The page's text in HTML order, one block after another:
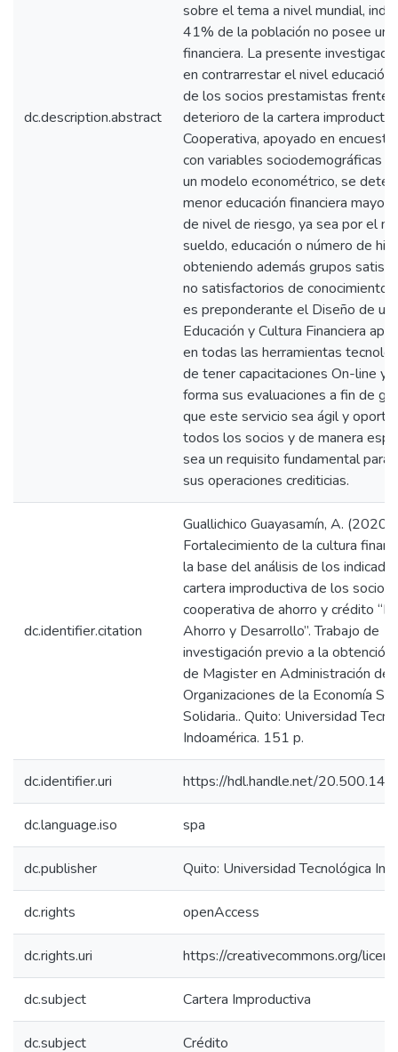
dc.description.abstract
sobre el tema a nivel mundial,
41% de la población no posee
financiera. La presente
en contrarrestar el nivel educación
de los socios prestamistas frente
deterioro de la cartera
Cooperativa, apoyado en
con variables sociodemográficas y
un modelo econométrico, se
menor educación financiera mayor
de nivel de riesgo, ya sea por el
sueldo, educación o número de
obteniendo además grupos
no satisfactorios de
es preponderante el Diseño de un
Educación y Cultura Financiera
en todas las herramientas
de tener capacitaciones On-line y
forma sus evaluaciones a fin de
que este servicio sea ágil y
todos los socios y de manera
sea un requisito fundamental para
sus operaciones crediticias.
dc.identifier.citation
Guallichico Guayasamín, A. (2020).
Fortalecimiento de la cultura
la base del análisis de los
cartera improductiva de los socios
cooperativa de ahorro y crédito
Ahorro y Desarrollo”. Trabajo de
investigación previo a la
de Magister en Administración de
Organizaciones de la Economía
Solidaria.. Quito: Universidad
Indoamérica. 151 p.
dc.identifier.uri https://hdl.handle.net/
dc.language.iso spa
dc.publisher Quito: Universidad Tecnológica
dc.rights openAccess
dc.rights.uri https://creativecommons.org/
dc.subject Cartera Improductiva
dc.subject Crédito